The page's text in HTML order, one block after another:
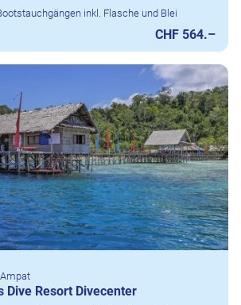
inkl. Flasche und Blei
CHF 564.–
Dive Resort Divecenter